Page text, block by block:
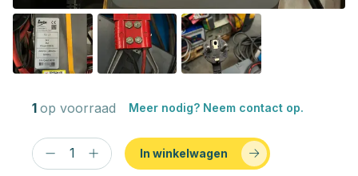
1 op voorraad Meer nodig? Neem contact op.
In winkelwagen